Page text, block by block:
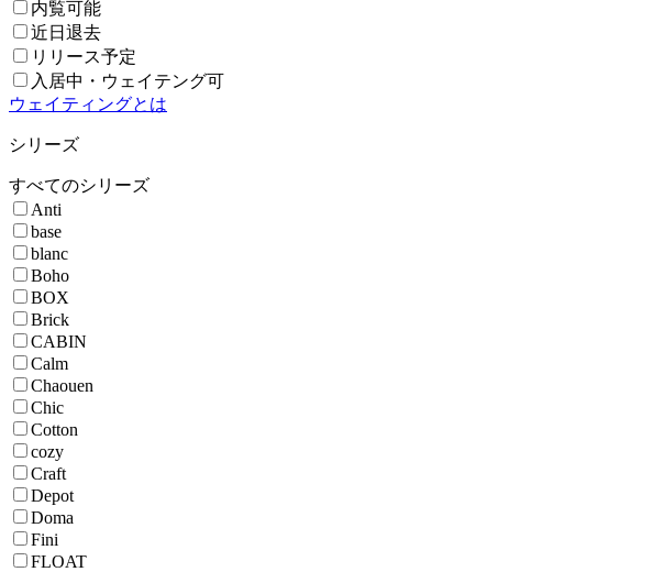
内覧可能
近日退去
リリース予定
入居中・ウェイテング可
ウェイティングとは
シリーズ
すべてのシリーズ
Anti
base
blanc
Boho
BOX
Brick
CABIN
Calm
Chaouen
Chic
Cotton
cozy
Craft
Depot
Doma
Fini
FLOAT